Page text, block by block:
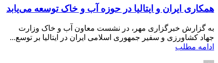
همکاری ایران و ایتالیا در حوزه آب و خاک توسعه می‌یابد
به گزارش خبرگزاری مهر، در نشست معاون آب و خاک وزارت
جهاد کشاورزی و سفیر جمهوری اسلامی ایران در ایتالیا بر توسع...
ادامه مطلب